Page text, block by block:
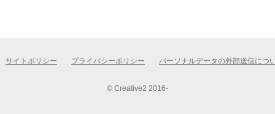
サイトポリシー プライバシーポリシー パーソナルデータの外部送信につ
© Creative2 2016-